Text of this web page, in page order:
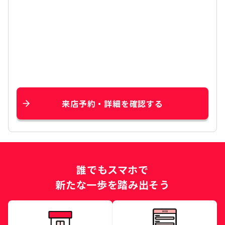
来店予約・詳細を確認する
誰でもスマホで
新たな一歩を踏み出そう